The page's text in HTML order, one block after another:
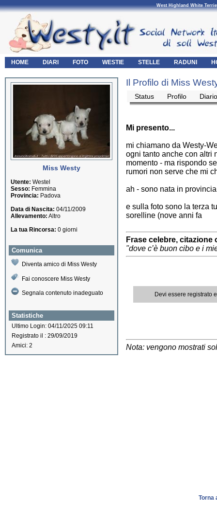
West Highland White
HOME DIARI FOTO WESTIE STELLE RADUNI
Miss Westy
Utente: Westel
Sesso: Femmina
Provincia: Padova
Data di Nascita: 04/11/2009
Allevamento: Altro
La tua Rincorsa: 0 giorni
Comunica
Diventa amico di Miss Westy
Fai conoscere Miss Westy
Segnala contenuto inadeguato
Statistiche
Ultimo Login: 04/11/2025 09:11
Registrato il : 29/09/2019
Amici: 2
Il Profilo di Miss
Status Profilo Diario
Mi presento...
mi chiamano da Westy-
ogni tanto anche con altri
momento - ma rispondo
rumori non serve che mi
ah - sono nata in
e sulla foto sono la terza
sorelline (nove anni fa
Frase celebre,
"dove c’è buon cibo e i
Devi essere registrato
Nota: vengono mostrati
Torna